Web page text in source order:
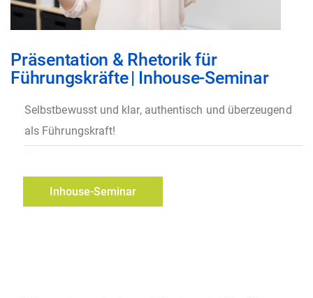
Anfang
der
Bildgalerie
springen
Präsentation & Rhetorik für
Führungskräfte| Inhouse-Seminar
Selbstbewusst und klar, authentisch und überzeugend
als Führungskraft!
Inhouse-Seminar